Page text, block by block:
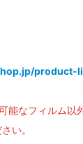
product-
能なフィルム以
い。